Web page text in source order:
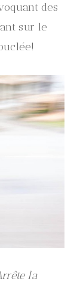
des
sur le
la